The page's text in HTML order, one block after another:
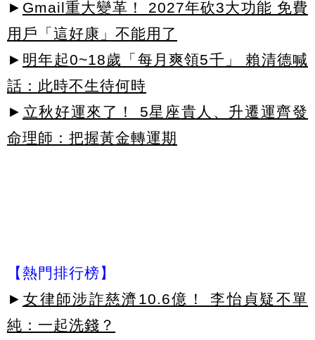
► Gmail重大變革！ 2027年砍3大功能 免費
用戶「這好康」不能用了
► 明年起0~18歲「每月爽領5千」 賴清德喊
話：此時不生待何時
► 立秋好運來了！ 5星座貴人、升遷運齊發
命理師：把握黃金轉運期
【熱門排行榜】
► 女律師涉詐慈濟10.6億！ 李怡貞疑不單
純：一起洗錢？